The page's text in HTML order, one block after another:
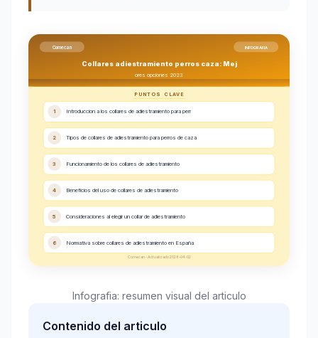
Comecan INFOGRAFIA
Collares adiestramiento perros caza: Mej
ores opciones 2023
PUNTOS CLAVE
1 Introduccion a los collares de adiestramiento para perr
2 Tipos de collares de adiestramiento para perros de caza
3 Funcionamiento de los collares de adiestramiento
4 Beneficios del uso de collares de adiestramiento
5 Consideraciones al elegir un collar de adiestramiento
6 Normativa sobre collares de adiestramiento en España
Comecan - Actualizado 2026-04-02
Infografia: resumen visual del articulo
Contenido del articulo